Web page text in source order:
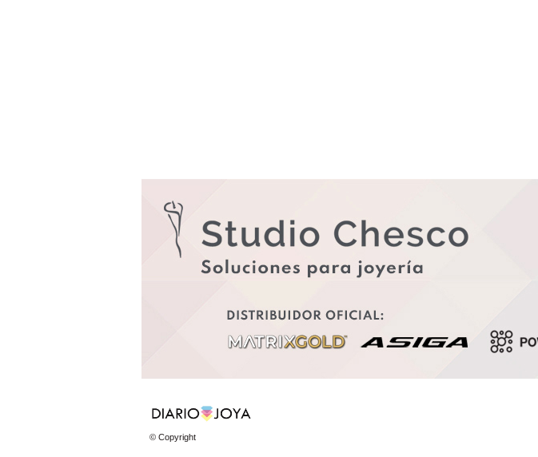
© Copyright